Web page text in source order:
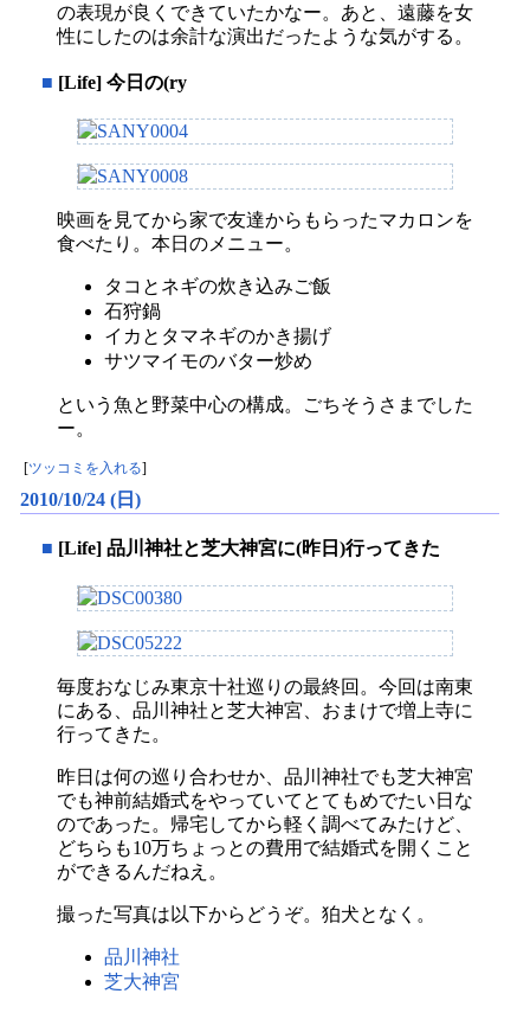
の表現が良くできていたかなー。あと、遠藤を女
性にしたのは余計な演出だったような気がする。
■ [Life] 今日の(ry
映画を見てから家で友達からもらったマカロンを
食べたり。本日のメニュー。
タコとネギの炊き込みご飯
石狩鍋
イカとタマネギのかき揚げ
サツマイモのバター炒め
という魚と野菜中心の構成。ごちそうさまでした
ー。
ツッコミを入れる
2010/10/24 (日)
■ [Life] 品川神社と芝大神宮に(昨日)行ってきた
毎度おなじみ東京十社巡りの最終回。今回は南東
にある、品川神社と芝大神宮、おまけで増上寺に
行ってきた。
昨日は何の巡り合わせか、品川神社でも芝大神宮
でも神前結婚式をやっていてとてもめでたい日な
のであった。帰宅してから軽く調べてみたけど、
どちらも10万ちょっとの費用で結婚式を開くこと
ができるんだねえ。
撮った写真は以下からどうぞ。狛犬となく。
品川神社
芝大神宮